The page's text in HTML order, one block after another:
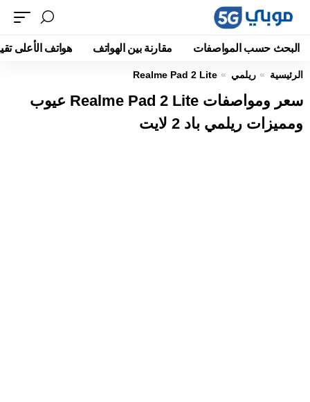
البحث حسب المواصفات مقارنة بين الهواتف هواتف الأعلى
الرئيسية ريلمي Realme Pad 2 Lite
سعر ومواصفات Realme Pad 2 Lite عيوب
ومميزات ريلمي باد 2 لايت